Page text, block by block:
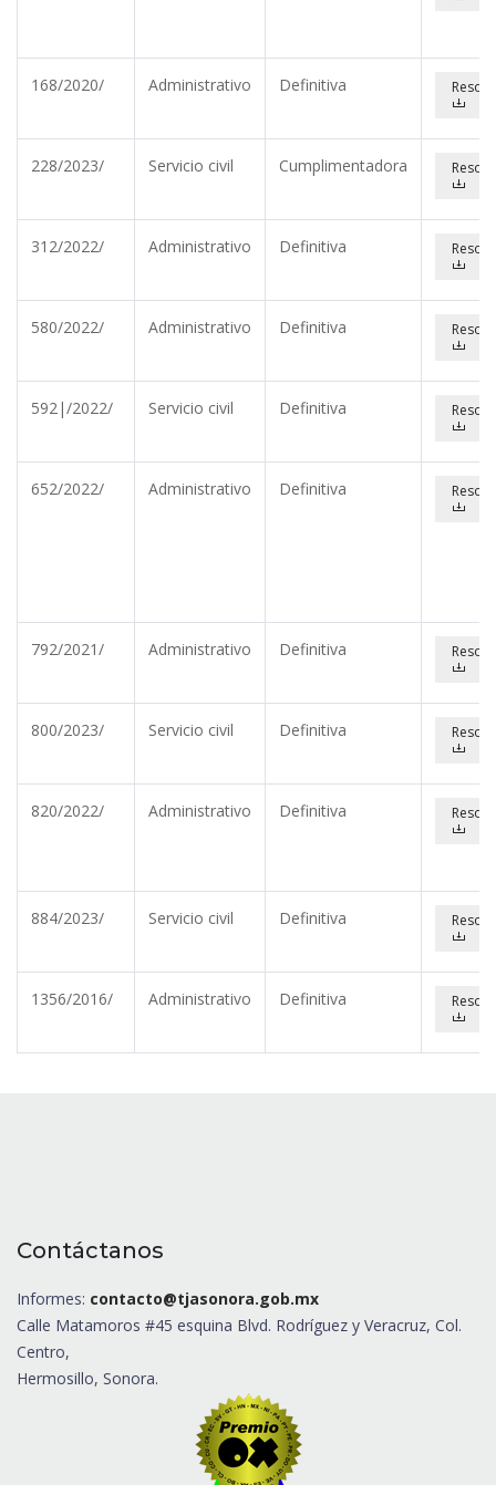
168/2020/ Administrativo Definitiva
228/2023/ Servicio civil Cumplimentadora
312/2022/ Administrativo Definitiva
580/2022/ Administrativo Definitiva
592|/2022/ Servicio civil Definitiva
652/2022/ Administrativo Definitiva
792/2021/ Administrativo Definitiva
800/2023/ Servicio civil Definitiva
820/2022/ Administrativo Definitiva
884/2023/ Servicio civil Definitiva
1356/2016/ Administrativo Definitiva
Contáctanos
Informes: contacto@tjasonora.gob.mx
Calle Matamoros #45 esquina Blvd. Rodríguez y Veracruz, Col.
Centro,
Hermosillo, Sonora.